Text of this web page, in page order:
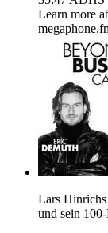
Learn more
Lars
und sein